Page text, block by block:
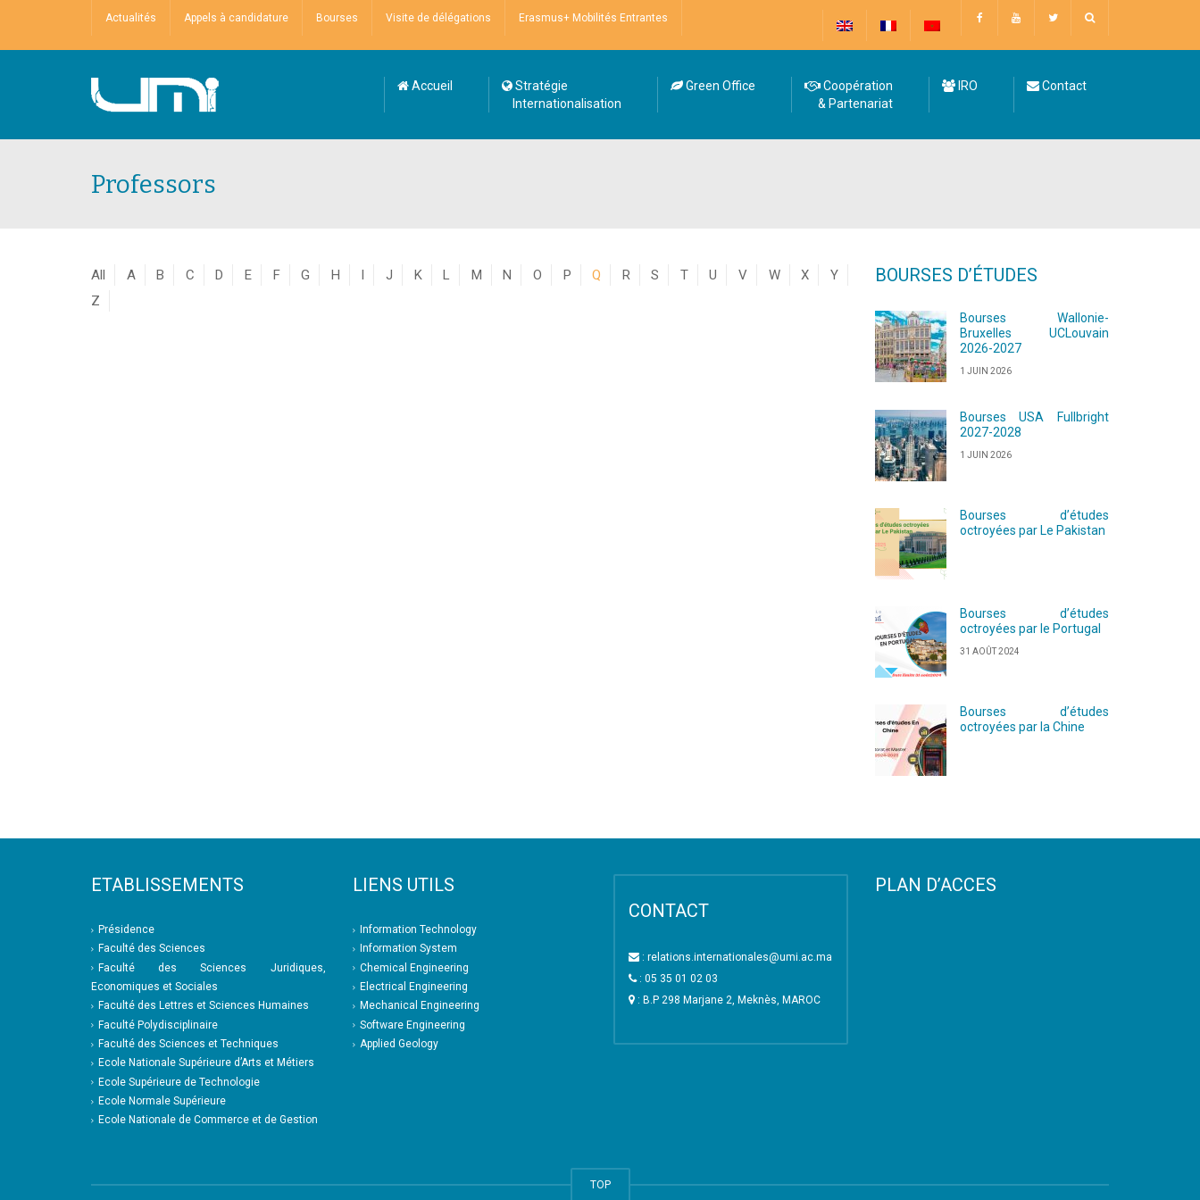
Actualités Appels à candidature Bourses Visite de délégations Erasmus+ Mobilités Entrantes
Accueil
Stratégie
Internationalisation
Green Office
Coopération
& Partenariat
IRO Contact
Professors
All A B C D E F G H I J K L M N O P Q R S T U V W X
Y
Z
BOURSES D’ÉTUDES
Bourses Wallonie-
Bruxelles UCLouvain
2026-2027
1 JUIN 2026
Bourses USA Fullbright
2027-2028
1 JUIN 2026
Bourses d’études
octroyées par Le Pakistan
Bourses d’études
octroyées par le Portugal
31 AOÛT 2024
Bourses d’études
octroyées par la Chine
ETABLISSEMENTS
Présidence
Faculté des Sciences
Faculté des Sciences Juridiques,
Economiques et Sociales
Faculté des Lettres et Sciences Humaines
Faculté Polydisciplinaire
Faculté des Sciences et Techniques
Ecole Nationale Supérieure d’Arts et Métiers
Ecole Supérieure de Technologie
Ecole Normale Supérieure
Ecole Nationale de Commerce et de Gestion
LIENS UTILS
Information Technology
Information System
Chemical Engineering
Electrical Engineering
Mechanical Engineering
Software Engineering
Applied Geology
CONTACT
: relations.internationales@umi.ac.ma
: 05 35 01 02 03
: B.P 298 Marjane 2, Meknès, MAROC
PLAN D’ACCES
TOP